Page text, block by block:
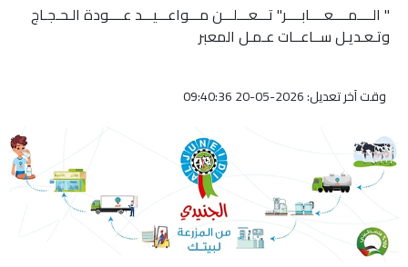
" الــــمــــعــــابــــر" تـــعـــلـــن مـــواعـــيـــد عــــودة الـحـجـاج
وتـعـديـل ســاعــات عـمـل المعبر
وقت آخر تعديل: 2026-05-20 09:40:36